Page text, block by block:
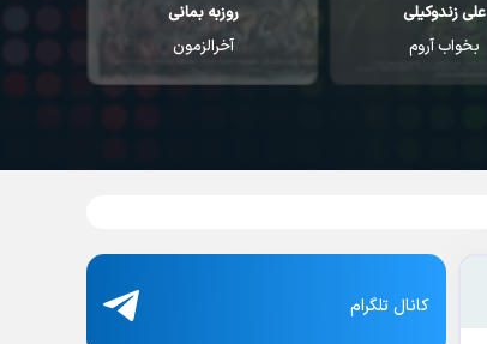
علی زندوکیلی
بخواب آروم
روزبه بمانی
آخرالزمون
کانال تلگرام